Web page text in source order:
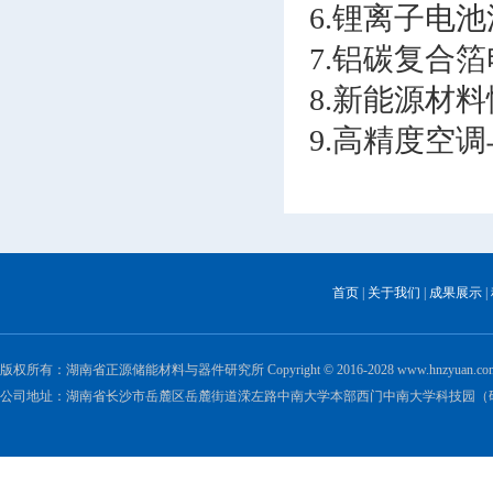
6.锂离子电
7.铝碳复合
8.新能源材
9.高精度空
首页 关于我们 成果展示
版权所有：湖南省正源储能材料与器件研究所 Copyright © 2016-2028
公司地址：湖南省长沙市岳麓区岳麓街道溁左路中南大学本部西门中南大学科技园